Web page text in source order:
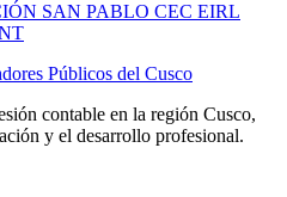
Públicos del Cusco
contable en la región Cusco,
y el desarrollo profesional.